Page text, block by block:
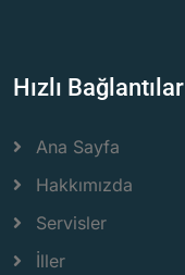
Hızlı Bağlantılar
Ana Sayfa
Hakkımızda
Servisler
İller